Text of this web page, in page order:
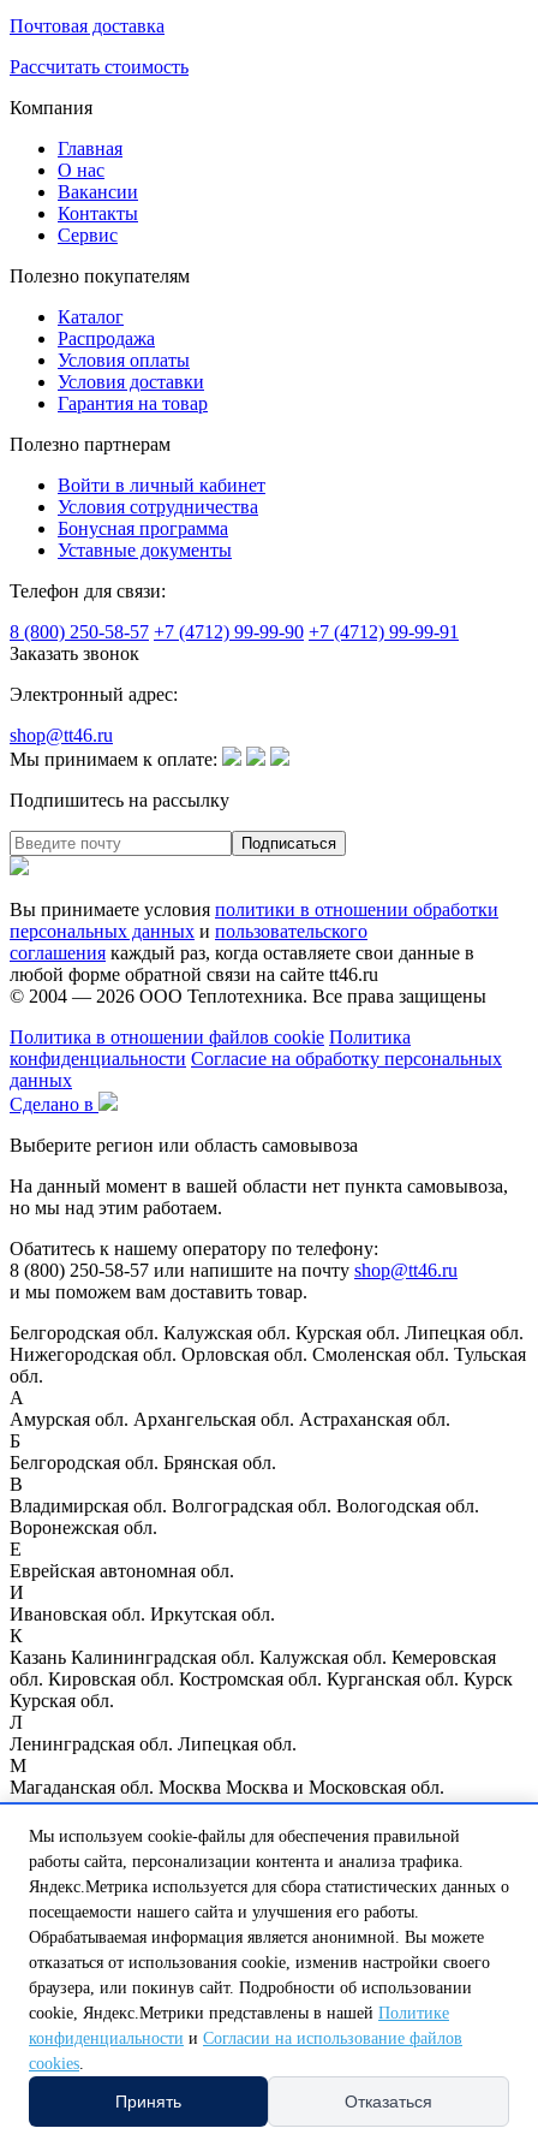
Почтовая доставка
Рассчитать стоимость
Компания
Главная
О нас
Вакансии
Контакты
Сервис
Полезно покупателям
Каталог
Распродажа
Условия оплаты
Условия доставки
Гарантия на товар
Полезно партнерам
Войти в личный кабинет
Условия сотрудничества
Бонусная программа
Уставные документы
Телефон для связи:
8 (800) 250-58-57 +7 (4712) 99-99-90 +7 (4712) 99-99-91
Заказать звонок
Электронный адрес:
shop@tt46.ru
Мы принимаем к оплате:
Подпишитесь на рассылку
Вы принимаете условия политики в отношении обработки
персональных данных и пользовательского
соглашения каждый раз, когда оставляете свои данные в
любой форме обратной связи на сайте tt46.ru
© 2004 — 2026 ООО Теплотехника. Все права защищены
Политика в отношении файлов cookie Политика
конфиденциальности Согласие на обработку персональных
данных
Сделано в
Выберите регион или область самовывоза
На данный момент в вашей области нет пункта самовывоза,
но мы над этим работаем.
Обатитесь к нашему оператору по телефону:
8 (800) 250-58-57 или напишите на почту shop@tt46.ru
и мы поможем вам доставить товар.
Белгородская обл. Калужская обл. Курская обл. Липецкая обл.
Нижегородская обл. Орловская обл. Смоленская обл. Тульская
обл.
А
Амурская обл. Архангельская обл. Астраханская обл.
Б
Белгородская обл. Брянская обл.
В
Владимирская обл. Волгоградская обл. Вологодская обл.
Воронежская обл.
Е
Еврейская автономная обл.
И
Ивановская обл. Иркутская обл.
К
Казань Калининградская обл. Калужская обл. Кемеровская
обл. Кировская обл. Костромская обл. Курганская обл. Курск
Курская обл.
Л
Ленинградская обл. Липецкая обл.
М
Магаданская обл. Москва Москва и Московская обл.
Мурманская обл.
Нижегородская обл.
Нижний Новгород
Новгородская обл.
Новосибирская обл.
Омская обл. Оренбургская обл. Орловская обл.
Пензенская обл. Псковская обл.
Республика Мордовия
Республика Мэрий Эл Республика
Татарстан Республика Чувашия Ростовская обл. Рязанская обл.
Самарская обл.
Тамбовская обл. Тверская обл. Томская обл. Тульская обл.
Мы используем cookie-файлы для обеспечения правильной
работы сайта, персонализации контента и анализа трафика.
Яндекс.Метрика используется для сбора статистических данных о
посещаемости нашего сайта и улучшения его работы.
Обрабатываемая информация является анонимной. Вы можете
отказаться от использования cookie, изменив настройки своего
браузера, или покинув сайт. Подробности об использовании
cookie, Яндекс.Метрики представлены в нашей Политике
конфиденциальности и Согласии на использование файлов
cookies.
Принять Отказаться